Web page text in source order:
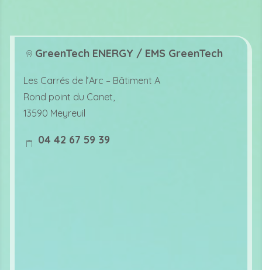
lo
c
at
n
GreenTech ENERGY / EMS GreenTech
Les Carrés de l’Arc – Bâtiment A
Rond point du Canet,
13590 Meyreuil
04 42 67 59 39